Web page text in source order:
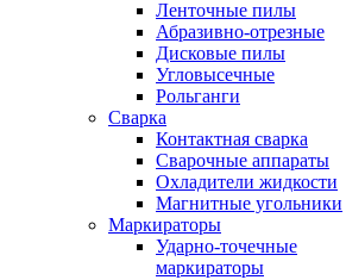
Ленточные пилы
Абразивно-отрезные
Дисковые пилы
Угловысечные
Рольганги
Сварка
Контактная сварка
Сварочные аппараты
Охладители жидкости
Магнитные угольники
Маркираторы
Ударно-точечные
маркираторы